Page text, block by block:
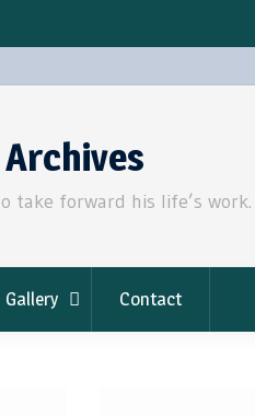
take forward his life’s work.
Gallery Contact